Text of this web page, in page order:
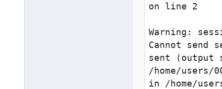
on line 2
Warning:
Cannot send
sent (output
/home/users/
in /home/